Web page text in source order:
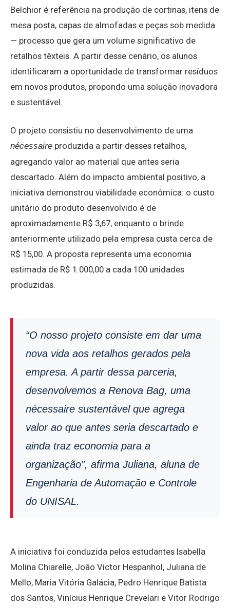
Belchior é referência na produção de cortinas, itens de
mesa posta, capas de almofadas e peças sob medida
— processo que gera um volume significativo de
retalhos têxteis. A partir desse cenário, os alunos
identificaram a oportunidade de transformar resíduos
em novos produtos, propondo uma solução inovadora
e sustentável.
O projeto consistiu no desenvolvimento de uma
nécessaire produzida a partir desses retalhos,
agregando valor ao material que antes seria
descartado. Além do impacto ambiental positivo, a
iniciativa demonstrou viabilidade econômica: o custo
unitário do produto desenvolvido é de
aproximadamente R$ 3,67, enquanto o brinde
anteriormente utilizado pela empresa custa cerca de
R$ 15,00. A proposta representa uma economia
estimada de R$ 1.000,00 a cada 100 unidades
produzidas.
“O nosso projeto consiste em dar uma
nova vida aos retalhos gerados pela
empresa. A partir dessa parceria,
desenvolvemos a Renova Bag, uma
nécessaire sustentável que agrega
valor ao que antes seria descartado e
ainda traz economia para a
organização”, afirma Juliana, aluna de
Engenharia de Automação e Controle
do UNISAL.
A iniciativa foi conduzida pelos estudantes Isabella
Molina Chiarelle, João Victor Hespanhol, Juliana de
Mello, Maria Vitória Galácia, Pedro Henrique Batista
dos Santos, Vinícius Henrique Crevelari e Vitor Rodrigo